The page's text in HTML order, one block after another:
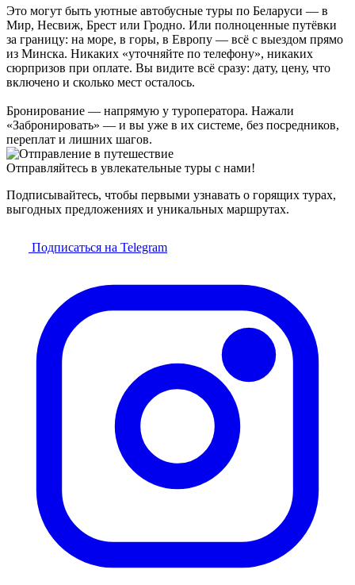
Это могут быть уютные автобусные туры по Беларуси — в
Мир, Несвиж, Брест или Гродно. Или полноценные путёвки
за границу: на море, в горы, в Европу — всё с выездом прямо
из Минска. Никаких «уточняйте по телефону», никаких
сюрпризов при оплате. Вы видите всё сразу: дату, цену, что
включено и сколько мест осталось.
Бронирование — напрямую у туроператора. Нажали
«Забронировать» — и вы уже в их системе, без посредников,
переплат и лишних шагов.
Отправляйтесь в увлекательные туры с нами!
Подписывайтесь, чтобы первыми узнавать о горящих турах,
выгодных предложениях и уникальных маршрутах.
Подписаться на Telegram